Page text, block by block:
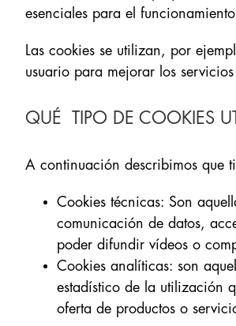
esenciales para el funcionamiento
Las cookies se utilizan, por
usuario para mejorar los
QUÉ TIPO DE COOKIES
A continuación describimos que
Cookies técnicas: Son
comunicación de datos,
poder difundir vídeos o
Cookies analíticas: son
estadístico de la utilización
oferta de productos o